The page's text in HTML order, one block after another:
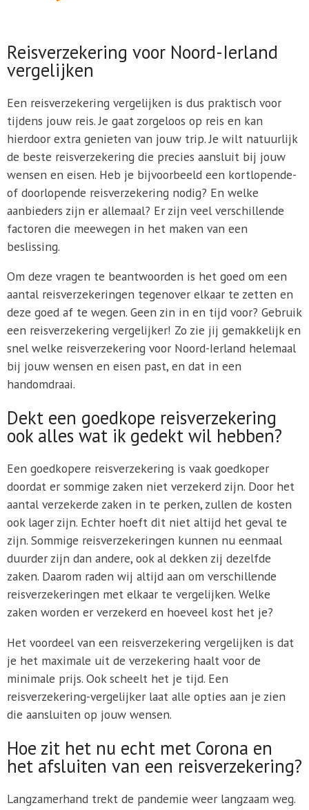
Reisverzekering voor Noord-Ierland
vergelijken
Een reisverzekering vergelijken is dus praktisch voor
tijdens jouw reis. Je gaat zorgeloos op reis en kan
hierdoor extra genieten van jouw trip. Je wilt natuurlijk
de beste reisverzekering die precies aansluit bij jouw
wensen en eisen. Heb je bijvoorbeeld een kortlopende-
of doorlopende reisverzekering nodig? En welke
aanbieders zijn er allemaal? Er zijn veel verschillende
factoren die meewegen in het maken van een
beslissing.
Om deze vragen te beantwoorden is het goed om een
aantal reisverzekeringen tegenover elkaar te zetten en
deze goed af te wegen. Geen zin in en tijd voor? Gebruik
een reisverzekering vergelijker! Zo zie jij gemakkelijk en
snel welke reisverzekering voor Noord-Ierland helemaal
bij jouw wensen en eisen past, en dat in een
handomdraai.
Dekt een goedkope reisverzekering
ook alles wat ik gedekt wil hebben?
Een goedkopere reisverzekering is vaak goedkoper
doordat er sommige zaken niet verzekerd zijn. Door het
aantal verzekerde zaken in te perken, zullen de kosten
ook lager zijn. Echter hoeft dit niet altijd het geval te
zijn. Sommige reisverzekeringen kunnen nu eenmaal
duurder zijn dan andere, ook al dekken zij dezelfde
zaken. Daarom raden wij altijd aan om verschillende
reisverzekeringen met elkaar te vergelijken. Welke
zaken worden er verzekerd en hoeveel kost het je?
Het voordeel van een reisverzekering vergelijken is dat
je het maximale uit de verzekering haalt voor de
minimale prijs. Ook scheelt het je tijd. Een
reisverzekering-vergelijker laat alle opties aan je zien
die aansluiten op jouw wensen.
Hoe zit het nu echt met Corona en
het afsluiten van een reisverzekering?
Langzamerhand trekt de pandemie weer langzaam weg.